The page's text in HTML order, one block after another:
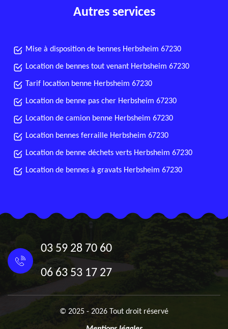
Autres services
Mise à disposition de bennes Herbsheim 67230
Location de bennes tout venant Herbsheim 67230
Tarif location benne Herbsheim 67230
Location de benne pas cher Herbsheim 67230
Location de camion benne Herbsheim 67230
Location bennes ferraille Herbsheim 67230
Location de benne déchets verts Herbsheim 67230
Location de bennes à gravats Herbsheim 67230
03 59 28 70 60
06 63 53 17 27
© 2025 - 2026 Tout droit réservé